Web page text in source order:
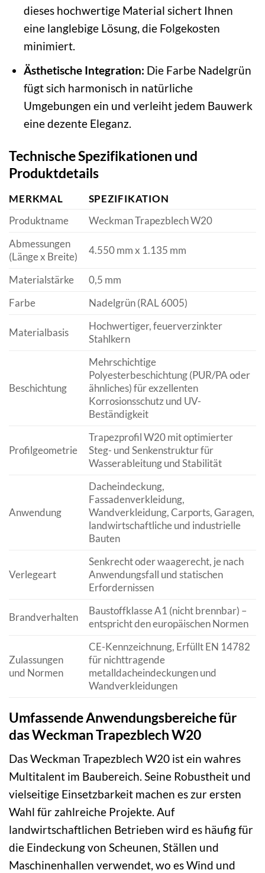
dieses hochwertige Material sichert Ihnen
eine langlebige Lösung, die Folgekosten
minimiert.
Ästhetische Integration: Die Farbe Nadelgrün
fügt sich harmonisch in natürliche
Umgebungen ein und verleiht jedem Bauwerk
eine dezente Eleganz.
Technische Spezifikationen und
Produktdetails
MERKMAL
SPEZIFIKATION
Produktname
Weckman Trapezblech W20
Abmessungen
(Länge x Breite)
4.550 mm x 1.135 mm
Materialstärke
0,5 mm
Farbe
Nadelgrün (RAL 6005)
Materialbasis
Hochwertiger, feuerverzinkter
Stahlkern
Beschichtung
Mehrschichtige
Polyesterbeschichtung (PUR/PA oder
ähnliches) für exzellenten
Korrosionsschutz und UV-
Beständigkeit
Profilgeometrie
Trapezprofil W20 mit optimierter
Steg- und Senkenstruktur für
Wasserableitung und Stabilität
Anwendung
Dacheindeckung,
Fassadenverkleidung,
Wandverkleidung, Carports, Garagen,
landwirtschaftliche und industrielle
Bauten
Verlegeart
Senkrecht oder waagerecht, je nach
Anwendungsfall und statischen
Erfordernissen
Brandverhalten
Baustoffklasse A1 (nicht brennbar) –
entspricht den europäischen Normen
Zulassungen
und Normen
CE-Kennzeichnung, Erfüllt EN 14782
für nichttragende
metalldacheindeckungen und
Wandverkleidungen
Umfassende Anwendungsbereiche für
das Weckman Trapezblech W20
Das Weckman Trapezblech W20 ist ein wahres
Multitalent im Baubereich. Seine Robustheit und
vielseitige Einsetzbarkeit machen es zur ersten
Wahl für zahlreiche Projekte. Auf
landwirtschaftlichen Betrieben wird es häufig für
die Eindeckung von Scheunen, Ställen und
Maschinenhallen verwendet, wo es Wind und